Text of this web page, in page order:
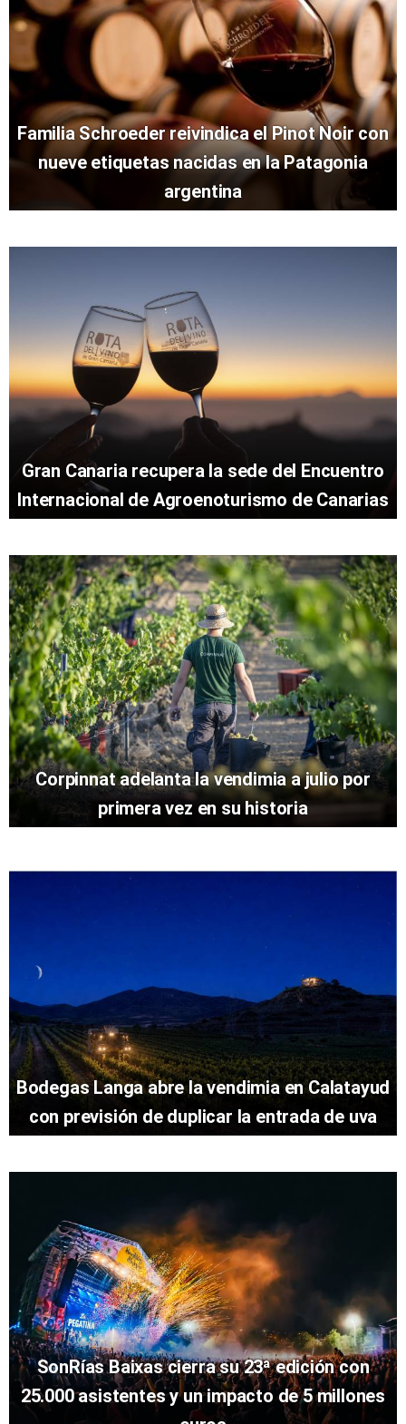
Familia Schroeder reivindica el Pinot Noir con
nueve etiquetas nacidas en la Patagonia
argentina
Gran Canaria recupera la sede del Encuentro
Internacional de Agroenoturismo de Canarias
Corpinnat adelanta la vendimia a julio por
primera vez en su historia
Bodegas Langa abre la vendimia en Calatayud
con previsión de duplicar la entrada de uva
SonRías Baixas cierra su 23ª edición con
25.000 asistentes y un impacto de 5 millones